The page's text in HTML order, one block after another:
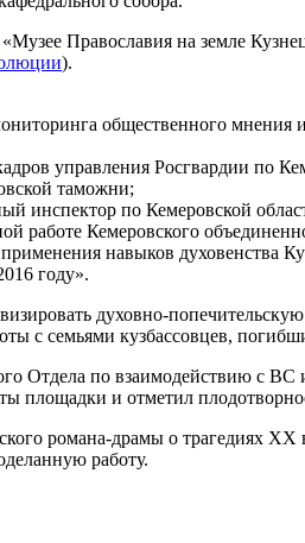
Православия на земле
).
общественного
управления Росгвардии по
таможни;
инспектор по Кемеровской
работе Кемеровского
навыков
году».
духовно-
с семьями кузбассовцев,
Отдела по взаимодействию с
площадки и отметил
романа-драмы о трагедиях
работу.